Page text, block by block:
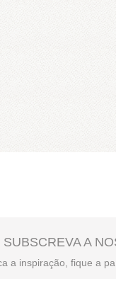
SUBSCREVA A
a inspiração, fique a